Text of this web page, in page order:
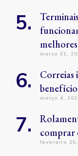
março 31,
Correias
março 4,
comprar
fevereiro 25,